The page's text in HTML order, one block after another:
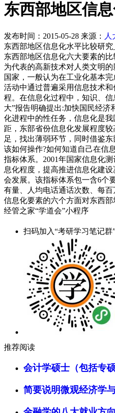
东西部地区信
发布时间： 2015-05-28 来源： 人
东西部地区信息化水平比较研
东西部地区信息化六大要素的
为代表的高新技术对人类文明
国家，一般认为在工业化基本
活动中通过普遍采用信息技术
程。在信息化过程中，知识、
大”报告明确提出:加快国民经
化进程中的性任务，信息化是
距，东部省份信息化发展程度
足，找出薄弱环节，同时借鉴
该如何操作?如何知道自己在信
指标体系。2001年国家信息化
息化程度，提高推进信息化建
会发展。该指标体系包一含6个
有量、人均电话通话次数、每
信息化要素的六个方面对东西部
经管之家“学道会”小程序
扫码加入“考研学习笔记群
推荐阅读
会计学硕士（包括专
简要说明微观经济学